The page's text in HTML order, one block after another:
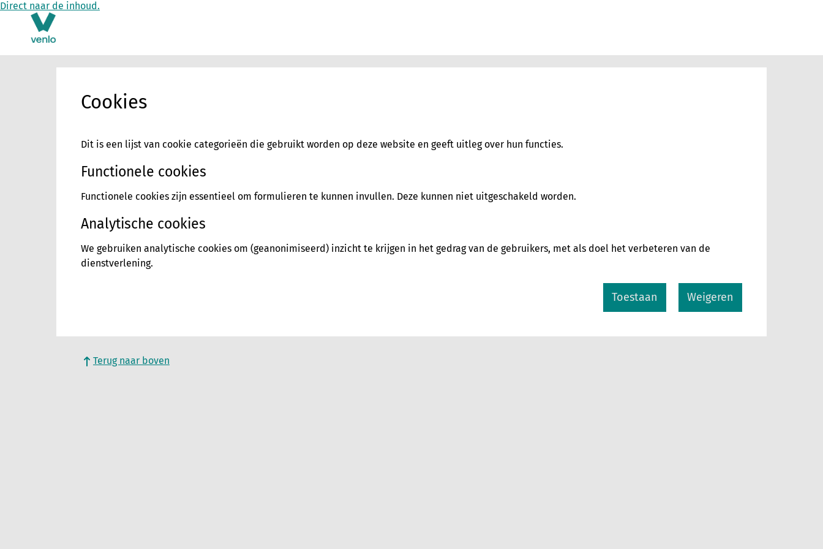
Direct naar de inhoud.
Cookies
Dit is een lijst van cookie categorieën die gebruikt worden op deze website en geeft uitleg over hun functies.
Functionele cookies
Functionele cookies zijn essentieel om formulieren te kunnen invullen. Deze kunnen niet uitgeschakeld worden.
Analytische cookies
We gebruiken analytische cookies om (geanonimiseerd) inzicht te krijgen in het gedrag van de gebruikers, met als doel het verbeteren van de
dienstverlening.
Toestaan Weigeren
Terug naar boven